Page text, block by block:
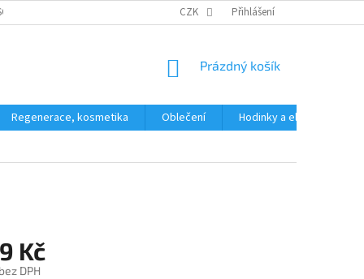
ÚDAJŮ CZK Přihlášení
NÁKUPNÍ
Prázdný košík
Regenerace, kosmetika Oblečení
Hodinky a elektronika
Kč
DPH